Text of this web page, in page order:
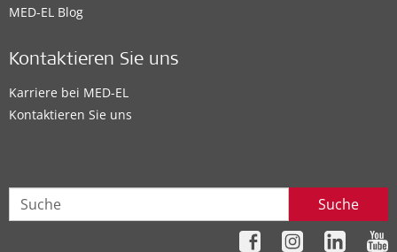
MED-EL Blog
Kontaktieren Sie uns
Karriere bei MED-EL
Kontaktieren Sie uns
Suche